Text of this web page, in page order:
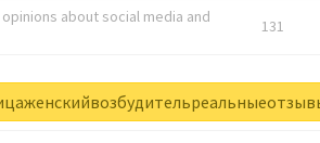
about social media and
131